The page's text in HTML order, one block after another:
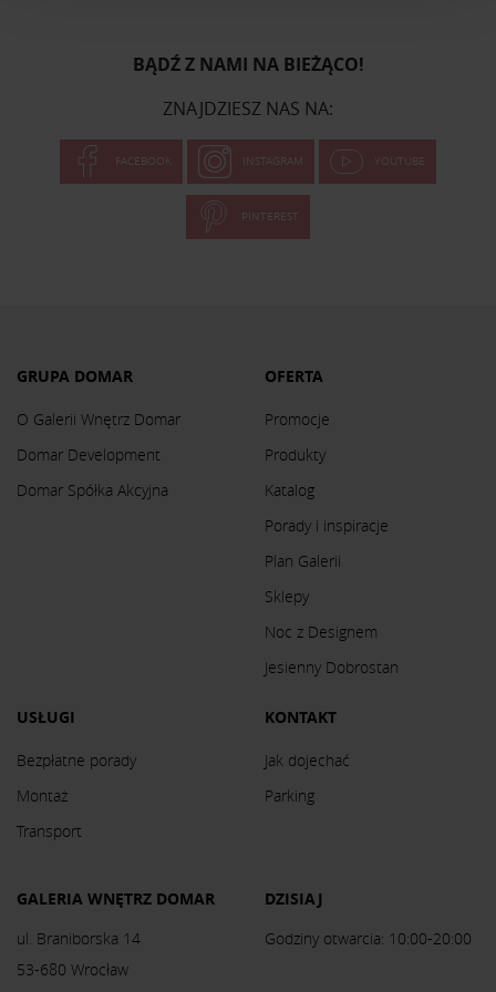
korzystasz z naszej witryny, udostępniamy partnerom
Partnerzy mogą połączyć te informacje z innymi danymi
otrzymanymi od Ciebie lub uzyskanymi podczas
korzystania z ich usług.
BĄDŹ Z NAMI NA BIEŻĄCO!
ZNAJDZIESZ NAS NA:
FACEBOOK INSTAGRAM YOUTUBE
PINTEREST
GRUPA DOMAR
O Galerii Wnętrz Domar
Domar Development
Domar Spółka Akcyjna
OFERTA
Promocje
Produkty
Katalog
Porady i inspiracje
Plan Galerii
Sklepy
Noc z Designem
Jesienny Dobrostan
USŁUGI
Bezpłatne porady
Montaż
Transport
KONTAKT
Jak dojechać
Parking
GALERIA WNĘTRZ DOMAR
ul. Braniborska 14
53-680 Wrocław
DZISIAJ
Godziny otwarcia: 10:00-20:00